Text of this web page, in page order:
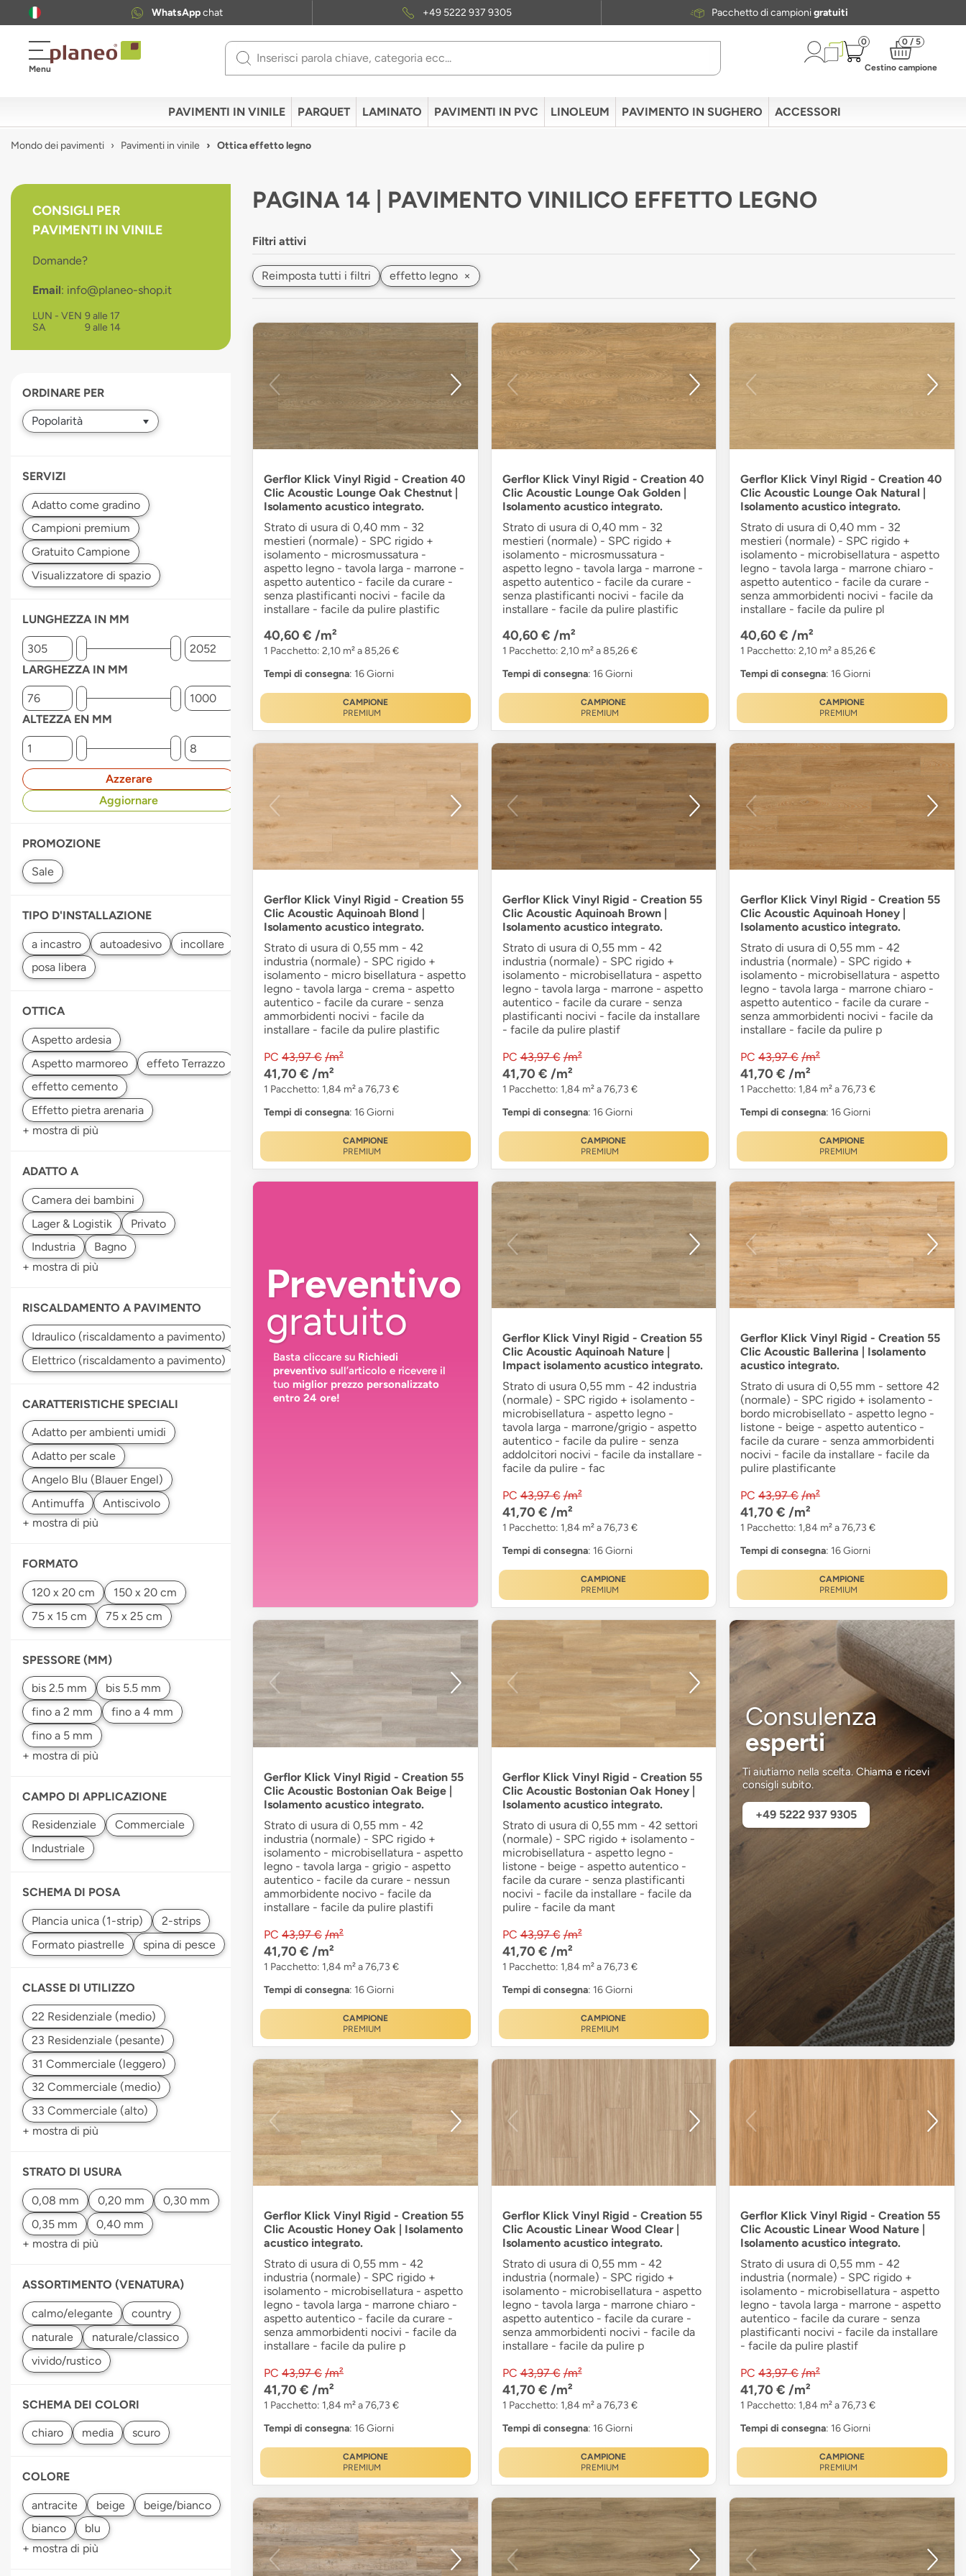
WhatsAppchat +49 5222 937 9305 Pacchetto di campionigratuiti
Menu
Use
down
arrows
to
Press
selected
search
Touch
devices
users
touch
0 0 / 5
Cestino campione
PAVIMENTI IN VINILE PARQUET LAMINATO PAVIMENTI IN PVC LINOLEUM PAVIMENTO IN SUGHERO ACCESSORI
Mondo dei pavimenti Pavimenti in vinile Ottica effetto legno
CONSIGLI PER
PAVIMENTI IN VINILE
Domande?
Email: info@planeo-shop.it
LUN - VEN 9 alle 17
SA
9 alle 14
ORDINARE PER
SERVIZI
LUNGHEZZA IN MM
LARGHEZZA IN MM
ALTEZZA EN MM
Azzerare
Aggiornare
PROMOZIONE
TIPO D'INSTALLAZIONE
OTTICA
+ mostra di più
ADATTO A
+ mostra di più
RISCALDAMENTO A PAVIMENTO
CARATTERISTICHE SPECIALI
+ mostra di più
FORMATO
SPESSORE (MM)
+ mostra di più
CAMPO DI APPLICAZIONE
SCHEMA DI POSA
CLASSE DI UTILIZZO
+ mostra di più
STRATO DI USURA
+ mostra di più
ASSORTIMENTO (VENATURA)
SCHEMA DEI COLORI
COLORE
+ mostra di più
PAGINA 14 | PAVIMENTO VINILICO EFFETTO LEGNO
Filtri attivi
Reimposta tutti i filtri effetto legno ×
Gerflor Klick Vinyl Rigid - Creation 40
Clic Acoustic Lounge Oak Chestnut |
Isolamento acustico integrato.
Strato di usura di 0,40 mm - 32
mestieri (normale) - SPC rigido +
isolamento - microsmussatura -
aspetto legno - tavola larga - marrone -
aspetto autentico - facile da curare -
senza plastificanti nocivi - facile da
installare - facile da pulire plastific
40,60 € /m²
1 Pacchetto: 2,10 m² a 85,26 €
Tempi di consegna: 16 Giorni
CAMPIONE
PREMIUM
Gerflor Klick Vinyl Rigid - Creation 40
Clic Acoustic Lounge Oak Golden |
Isolamento acustico integrato.
Strato di usura di 0,40 mm - 32
mestieri (normale) - SPC rigido +
isolamento - microsmussatura -
aspetto legno - tavola larga - marrone -
aspetto autentico - facile da curare -
senza plastificanti nocivi - facile da
installare - facile da pulire plastific
40,60 € /m²
1 Pacchetto: 2,10 m² a 85,26 €
Tempi di consegna: 16 Giorni
CAMPIONE
PREMIUM
Gerflor Klick Vinyl Rigid - Creation 40
Clic Acoustic Lounge Oak Natural |
Isolamento acustico integrato.
Strato di usura di 0,40 mm - 32
mestieri (normale) - SPC rigido +
isolamento - microbisellatura - aspetto
legno - tavola larga - marrone chiaro -
aspetto autentico - facile da curare -
senza ammorbidenti nocivi - facile da
installare - facile da pulire pl
40,60 € /m²
1 Pacchetto: 2,10 m² a 85,26 €
Tempi di consegna: 16 Giorni
CAMPIONE
PREMIUM
Gerflor Klick Vinyl Rigid - Creation 55
Clic Acoustic Aquinoah Blond |
Isolamento acustico integrato.
Strato di usura di 0,55 mm - 42
industria (normale) - SPC rigido +
isolamento - micro bisellatura - aspetto
legno - tavola larga - crema - aspetto
autentico - facile da curare - senza
ammorbidenti nocivi - facile da
installare - facile da pulire plastific
PC 43,97 € /m²
41,70 € /m²
1 Pacchetto: 1,84 m² a 76,73 €
Tempi di consegna: 16 Giorni
CAMPIONE
PREMIUM
Gerflor Klick Vinyl Rigid - Creation 55
Clic Acoustic Aquinoah Brown |
Isolamento acustico integrato.
Strato di usura di 0,55 mm - 42
industria (normale) - SPC rigido +
isolamento - microbisellatura - aspetto
legno - tavola larga - marrone - aspetto
autentico - facile da curare - senza
plastificanti nocivi - facile da installare
- facile da pulire plastif
PC 43,97 € /m²
41,70 € /m²
1 Pacchetto: 1,84 m² a 76,73 €
Tempi di consegna: 16 Giorni
CAMPIONE
PREMIUM
Gerflor Klick Vinyl Rigid - Creation 55
Clic Acoustic Aquinoah Honey |
Isolamento acustico integrato.
Strato di usura di 0,55 mm - 42
industria (normale) - SPC rigido +
isolamento - microbisellatura - aspetto
legno - tavola larga - marrone chiaro -
aspetto autentico - facile da curare -
senza ammorbidenti nocivi - facile da
installare - facile da pulire p
PC 43,97 € /m²
41,70 € /m²
1 Pacchetto: 1,84 m² a 76,73 €
Tempi di consegna: 16 Giorni
CAMPIONE
PREMIUM
Preventivo
gratuito
Basta cliccare su Richiedi
preventivo sull’articolo e ricevere il
tuomiglior prezzo personalizzato
entro 24 ore!
Gerflor Klick Vinyl Rigid - Creation 55
Clic Acoustic Aquinoah Nature |
Impact isolamento acustico integrato.
Strato di usura 0,55 mm - 42 industria
(normale) - SPC rigido + isolamento -
microbisellatura - aspetto legno -
tavola larga - marrone/grigio - aspetto
autentico - facile da pulire - senza
addolcitori nocivi - facile da installare -
facile da pulire - fac
PC 43,97 € /m²
41,70 € /m²
1 Pacchetto: 1,84 m² a 76,73 €
Tempi di consegna: 16 Giorni
CAMPIONE
PREMIUM
Gerflor Klick Vinyl Rigid - Creation 55
Clic Acoustic Ballerina | Isolamento
acustico integrato.
Strato di usura di 0,55 mm - settore 42
(normale) - SPC rigido + isolamento -
bordo microbisellato - aspetto legno -
listone - beige - aspetto autentico -
facile da curare - senza ammorbidenti
nocivi - facile da installare - facile da
pulire plastificante
PC 43,97 € /m²
41,70 € /m²
1 Pacchetto: 1,84 m² a 76,73 €
Tempi di consegna: 16 Giorni
CAMPIONE
PREMIUM
Gerflor Klick Vinyl Rigid - Creation 55
Clic Acoustic Bostonian Oak Beige |
Isolamento acustico integrato.
Strato di usura di 0,55 mm - 42
industria (normale) - SPC rigido +
isolamento - microbisellatura - aspetto
legno - tavola larga - grigio - aspetto
autentico - facile da curare - nessun
ammorbidente nocivo - facile da
installare - facile da pulire plastifi
PC 43,97 € /m²
41,70 € /m²
1 Pacchetto: 1,84 m² a 76,73 €
Tempi di consegna: 16 Giorni
CAMPIONE
PREMIUM
Gerflor Klick Vinyl Rigid - Creation 55
Clic Acoustic Bostonian Oak Honey |
Isolamento acustico integrato.
Strato di usura di 0,55 mm - 42 settori
(normale) - SPC rigido + isolamento -
microbisellatura - aspetto legno -
listone - beige - aspetto autentico -
facile da curare - senza plastificanti
nocivi - facile da installare - facile da
pulire - facile da mant
PC 43,97 € /m²
41,70 € /m²
1 Pacchetto: 1,84 m² a 76,73 €
Tempi di consegna: 16 Giorni
CAMPIONE
PREMIUM
Consulenza
esperti
Ti aiutiamo nella scelta. Chiama e ricevi
consigli subito.
+49 5222 937 9305
Gerflor Klick Vinyl Rigid - Creation 55
Clic Acoustic Honey Oak | Isolamento
acustico integrato.
Strato di usura di 0,55 mm - 42
industria (normale) - SPC rigido +
isolamento - microbisellatura - aspetto
legno - tavola larga - marrone chiaro -
aspetto autentico - facile da curare -
senza ammorbidenti nocivi - facile da
installare - facile da pulire p
PC 43,97 € /m²
41,70 € /m²
1 Pacchetto: 1,84 m² a 76,73 €
Tempi di consegna: 16 Giorni
CAMPIONE
PREMIUM
Gerflor Klick Vinyl Rigid - Creation 55
Clic Acoustic Linear Wood Clear |
Isolamento acustico integrato.
Strato di usura di 0,55 mm - 42
industria (normale) - SPC rigido +
isolamento - microbisellatura - aspetto
legno - tavola larga - marrone chiaro -
aspetto autentico - facile da curare -
senza ammorbidenti nocivi - facile da
installare - facile da pulire p
PC 43,97 € /m²
41,70 € /m²
1 Pacchetto: 1,84 m² a 76,73 €
Tempi di consegna: 16 Giorni
CAMPIONE
PREMIUM
Gerflor Klick Vinyl Rigid - Creation 55
Clic Acoustic Linear Wood Nature |
Isolamento acustico integrato.
Strato di usura di 0,55 mm - 42
industria (normale) - SPC rigido +
isolamento - microbisellatura - aspetto
legno - tavola larga - marrone - aspetto
autentico - facile da curare - senza
plastificanti nocivi - facile da installare
- facile da pulire plastif
PC 43,97 € /m²
41,70 € /m²
1 Pacchetto: 1,84 m² a 76,73 €
Tempi di consegna: 16 Giorni
CAMPIONE
PREMIUM